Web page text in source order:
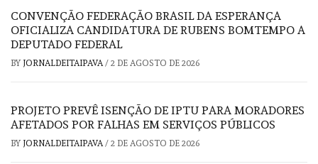
CONVENÇÃO FEDERAÇÃO BRASIL DA ESPERANÇA
OFICIALIZA CANDIDATURA DE RUBENS BOMTEMPO A
DEPUTADO FEDERAL
BY JORNALDEITAIPAVA / 2 DE AGOSTO DE 2026
PROJETO PREVÊ ISENÇÃO DE IPTU PARA MORADORES
AFETADOS POR FALHAS EM SERVIÇOS PÚBLICOS
BY JORNALDEITAIPAVA / 2 DE AGOSTO DE 2026